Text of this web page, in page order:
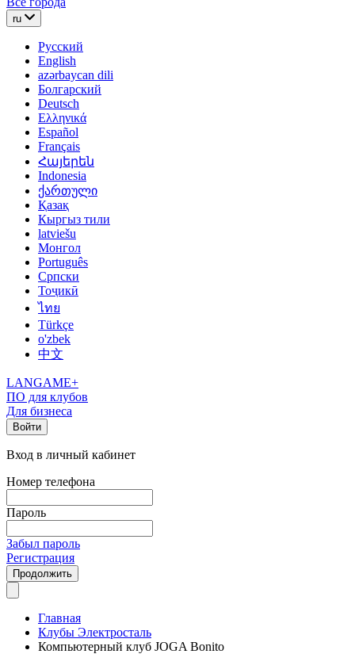
ru
Русский
English
azərbaycan dili
Болгарский
Deutsch
Ελληνικά
Español
Français
Հայերեն
Indonesia
ქართული
Қазақ
Кыргыз тили
latviešu
Монгол
Português
Српски
Тоҷикӣ
ไทย
Türkçe
o'zbek
中文
LANGAME+
ПО для клубов
Для бизнеса
Войти
Вход в личный кабинет
Номер телефона
Пароль
Забыл пароль
Регистрация
Продолжить
Главная
Клубы Электросталь
Компьютерный клуб JOGA Bonito